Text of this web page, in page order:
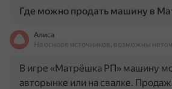
Где можно продать машину в
Алиса
На основе источников, возможны
В игре «Матрёшка РП» машину
авторынке или на свалке.